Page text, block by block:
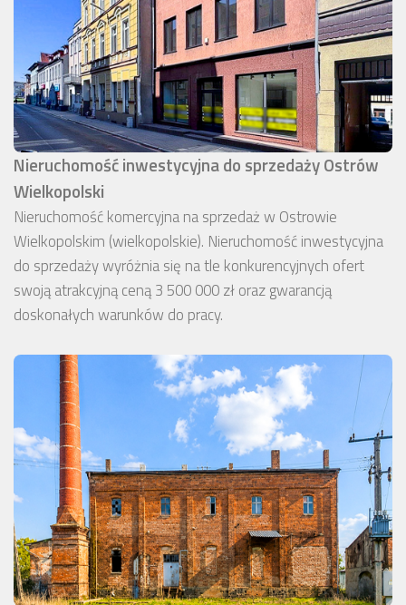
Nieruchomość inwestycyjna do sprzedaży Ostrów
Wielkopolski
Nieruchomość komercyjna na sprzedaż w Ostrowie
Wielkopolskim (wielkopolskie). Nieruchomość inwestycyjna
do sprzedaży wyróżnia się na tle konkurencyjnych ofert
swoją atrakcyjną ceną 3 500 000 zł oraz gwarancją
doskonałych warunków do pracy.